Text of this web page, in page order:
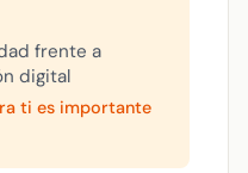
frente a
digital
ti es importante